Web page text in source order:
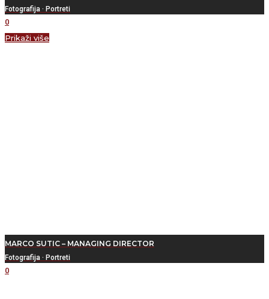
Fotografija · Portreti
0
Prikaži više
MARCO SUTIC – MANAGING DIRECTOR
Fotografija · Portreti
0